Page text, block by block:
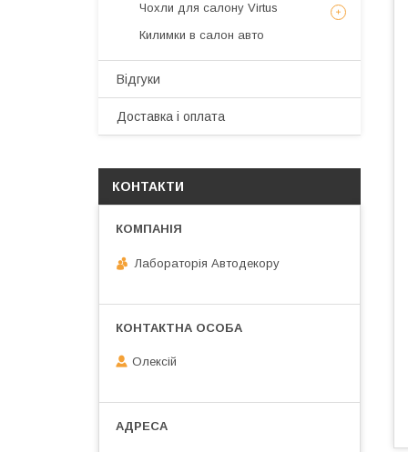
Чохли для салону Virtus
Килимки в салон авто
Відгуки
Доставка і оплата
КОНТАКТИ
Лабораторія Автодекору
Олексій